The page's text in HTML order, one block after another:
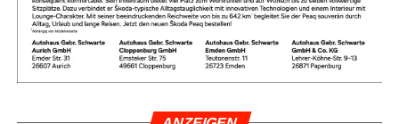
War­um die Heiß­aus­bil­dung so
wich­tig ist